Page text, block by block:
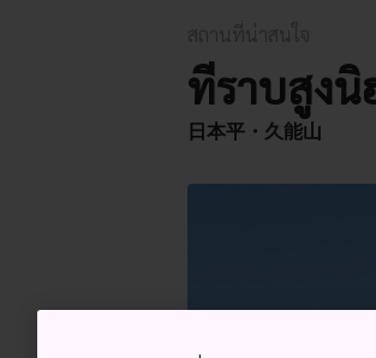
ที่ราบสูงนิ
日本平・久能山